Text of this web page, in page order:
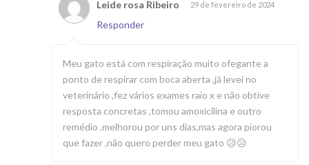
Leide rosa Ribeiro 29 de fevereiro de 2024
Responder
Meu gato está com respiração muito ofegante a
ponto de respirar com boca aberta ,já levei no
veterinário ,fez vários exames raio x e não obtive
resposta concretas ,tomou amoxicilina e outro
remédio ,melhorou por uns dias,mas agora piorou
que fazer ,não quero perder meu gato 😥😥